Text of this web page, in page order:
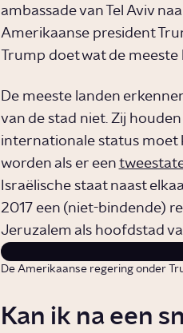
ambassade van Tel Aviv
Amerikaanse president
Trump doet wat de
De meeste landen
van de stad niet. Zij
internationale status moet
worden als er een
Israëlische staat naast
2017 een (niet-bindende)
Jeruzalem als hoofdstad
De Amerikaanse regering onder
Kan ik na een